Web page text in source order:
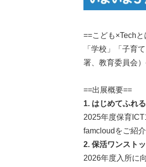
==こども×Techと
「学校」「子育
署、教育委員会
==出展概要==
1. はじめてふれ
2025年度保育
famcloudをご紹介
2. 保活ワンスト
2026年度入所に